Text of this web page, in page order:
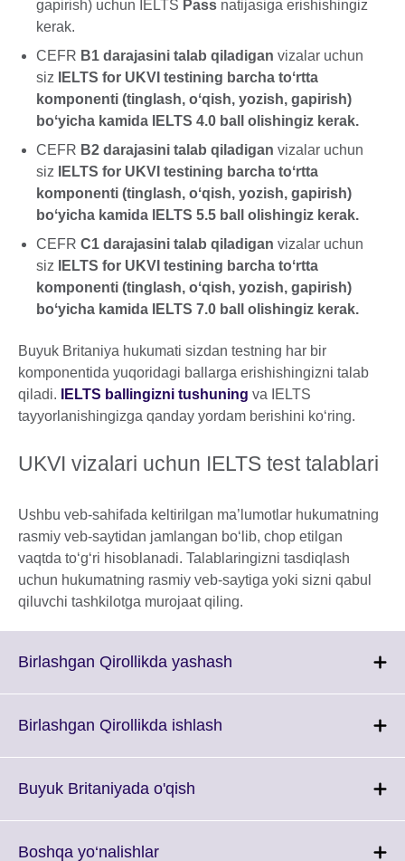
gapirish) uchun IELTS Pass natijasiga erishishingiz
kerak.
CEFR B1 darajasini talab qiladigan vizalar uchun
siz
IELTS for UKVI testining barcha toʻrtta
komponenti (tinglash, oʻqish, yozish, gapirish)
boʻyicha kamida IELTS 4.0 ball olishingiz kerak.
CEFR B2 darajasini talab qiladigan vizalar uchun
siz
IELTS for UKVI testining barcha toʻrtta
komponenti (tinglash, oʻqish, yozish, gapirish)
boʻyicha kamida IELTS 5.5 ball olishingiz kerak.
CEFR C1 darajasini talab qiladigan vizalar uchun
siz
IELTS for UKVI testining barcha toʻrtta
komponenti (tinglash, oʻqish, yozish, gapirish)
boʻyicha kamida IELTS 7.0 ball olishingiz kerak.
Buyuk Britaniya hukumati sizdan testning har bir
komponentida yuqoridagi ballarga erishishingizni talab
qiladi.
IELTS ballingizni tushuning va IELTS
tayyorlanishingizga qanday yordam berishini koʻring.
UKVI vizalari uchun IELTS test talablari
Ushbu veb-sahifada keltirilgan ma’lumotlar hukumatning
rasmiy veb-saytidan jamlangan bo‘lib, chop etilgan
vaqtda to‘g‘ri hisoblanadi. Talablaringizni tasdiqlash
uchun hukumatning rasmiy veb-saytiga yoki sizni qabul
qiluvchi tashkilotga murojaat qiling.
Birlashgan Qirollikda yashash
Birlashgan Qirollikda ishlash
Buyuk Britaniyada o'qish
Boshqa yo‘nalishlarClick